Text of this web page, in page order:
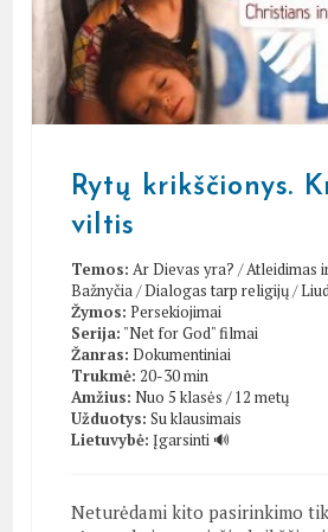
Rytų krikščionys.
viltis
Temos: Ar Dievas yra? /Atleidimas
Bažnyčia/Dialogas tarp religijų/
Žymos: Persekiojimai
Serija: "Net for God" filmai
Žanras: Dokumentiniai
Trukmė: 20-30 min
Amžius: Nuo 5 klasės / 12 metų
Užduotys: Su klausimais
Lietuvybė: Įgarsinti 🔊
Neturėdami kito pasirinkimo